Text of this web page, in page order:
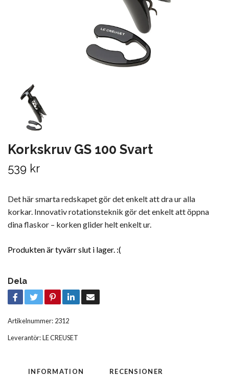
Korkskruv GS 100 Svart
539 kr
Det här smarta redskapet gör det enkelt att dra ur alla
korkar. Innovativ rotationsteknik gör det enkelt att öppna
dina flaskor – korken glider helt enkelt ur.
Produkten är tyvärr slut i lager. :(
Dela
Artikelnummer: 2312
Leverantör:LE CREUSET
INFORMATION RECENSIONER